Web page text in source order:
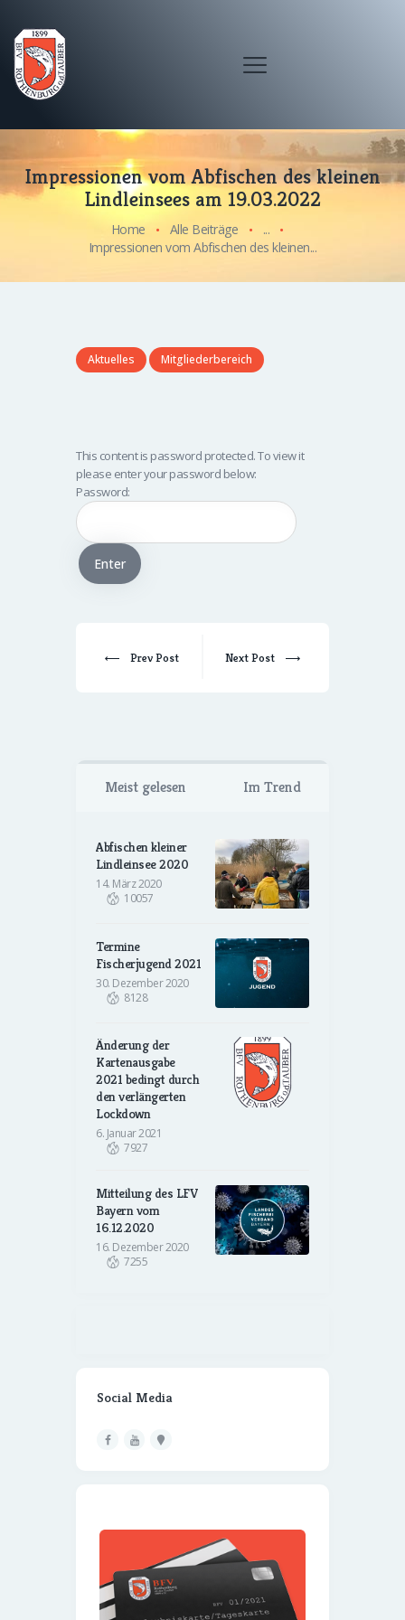
Impressionen vom Abfischen des kleinen
Lindleinsees am 19.03.2022
Home Alle Beiträge
...
Impressionen vom Abfischen des kleinen...
Aktuelles Mitgliederbereich
This content is password protected. To view it
please enter your password below:
Password:
Prev Post Next Post
Meist gelesen Im Trend
Abfischen kleiner
Lindleinsee 2020
14. März 2020
10057
Termine
Fischerjugend 2021
30. Dezember 2020
8128
Änderung der
Kartenausgabe
2021 bedingt durch
den verlängerten
Lockdown
6. Januar 2021
7927
Mitteilung des LFV
Bayern vom
16.12.2020
16. Dezember 2020
7255
Social Media